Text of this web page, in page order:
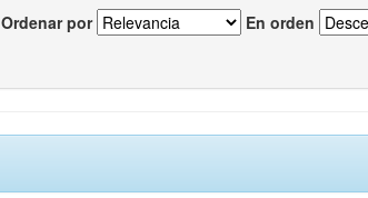
Ordenar por En orden